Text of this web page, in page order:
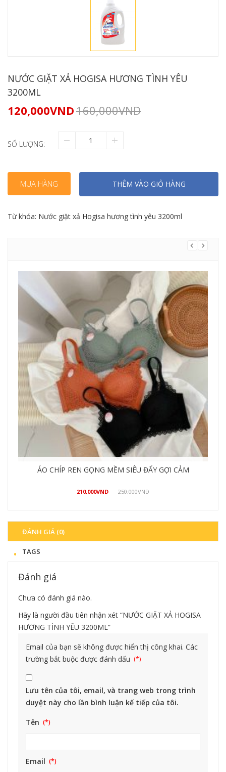
NƯỚC GIẶT XẢ HOGISA HƯƠNG TÌNH YÊU
3200ML
120,000VND160,000VND
SỐ LƯỢNG:
MUA HÀNG THÊM VÀO GIỎ HÀNG
Từ khóa: Nước giặt xả Hogisa hương tình yêu 3200ml
QUẦN ỐNG LOE CÁ TÍNH PHONG CÁCH
490,000VND 550,000VND
ĐÁNH GIÁ (0)
TAGS
Đánh giá
Chưa có đánh giá nào.
Hãy là người đầu tiên nhận xét “NƯỚC GIẶT XẢ HOGISA
HƯƠNG TÌNH YÊU 3200ML”
Email của bạn sẽ không được hiển thị công khai. Các
trường bắt buộc được đánh dấu
Lưu tên của tôi, email, và trang web trong trình
duyệt này cho lần bình luận kế tiếp của tôi.
Tên
Email